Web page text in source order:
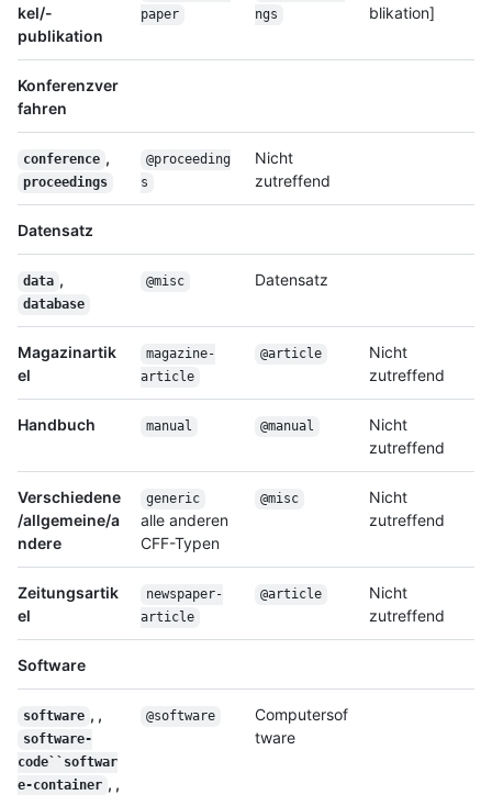
kel/-
publikation
paper ngs blikation]
Konferenzver
fahren
conference ,
proceedings
@proceeding
s
Nicht
zutreffend
Datensatz
data ,
database
@misc Datensatz
Magazinartik
el
magazine-
article
@article
Nicht
zutreffend
Handbuch manual @manual
Nicht
zutreffend
Verschiedene
/allgemeine/a
ndere
generic
alle anderen
CFF-Typen
@misc
Nicht
zutreffend
Zeitungsartik
el
newspaper-
article
@article
Nicht
zutreffend
Software
software , ,
software-
code``softwar
e-container , ,
@software
Computersof
tware